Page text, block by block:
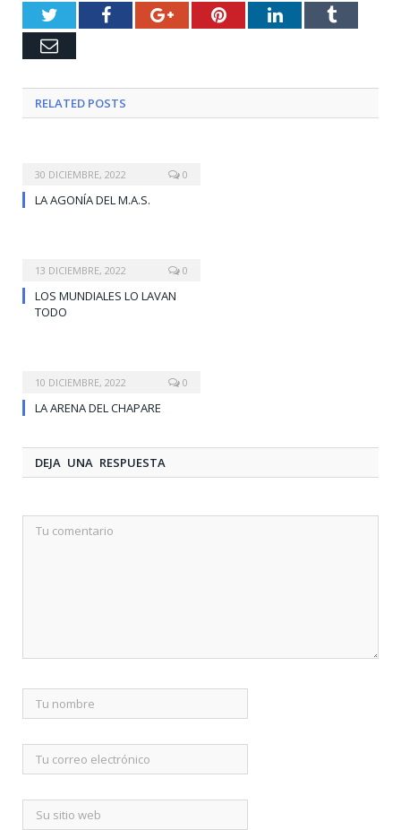
TwitterFacebookGoogle+PinterestLinkedInTumblr
Email
RELATED POSTS
30 DICIEMBRE, 2022 0
LA AGONÍA DEL M.A.S.
13 DICIEMBRE, 2022 0
LOS MUNDIALES LO LAVAN
TODO
10 DICIEMBRE, 2022 0
LA ARENA DEL CHAPARE
DEJA UNA RESPUESTA